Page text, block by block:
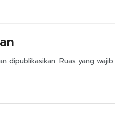
dipublikasikan. Ruas yang wajib